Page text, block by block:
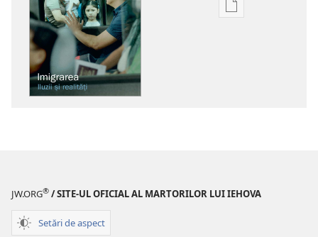
Opțiuni
realităţi
JW.ORG® / SITE-UL OFICIAL AL MARTORILOR LUI IEHOVA
Setări de aspect